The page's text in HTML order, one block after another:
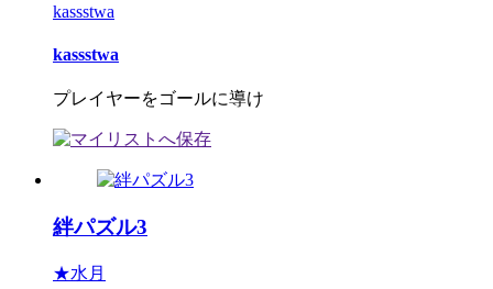
kassstwa
kassstwa
プレイヤーをゴールに導け
絆パズル3
★水月